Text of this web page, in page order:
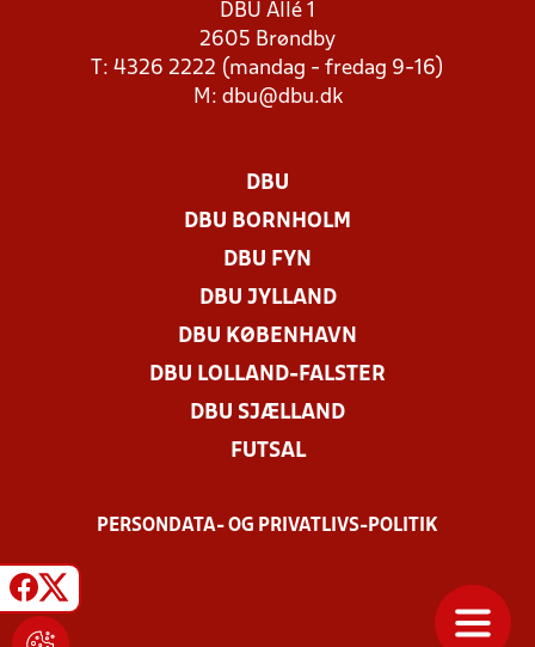
DBU Allé 1
2605 Brøndby
T: 4326 2222 (mandag - fredag 9-16)
M: dbu@dbu.dk
DBU
DBU BORNHOLM
DBU FYN
DBU JYLLAND
DBU KØBENHAVN
DBU LOLLAND-FALSTER
DBU SJÆLLAND
FUTSAL
PERSONDATA- OG PRIVATLIVS-POLITIK